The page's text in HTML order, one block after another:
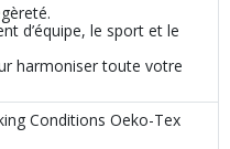
d’équipe, le sport et le
harmoniser toute votre
Conditions Oeko-Tex